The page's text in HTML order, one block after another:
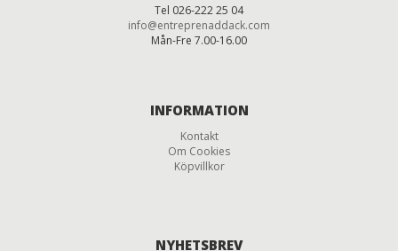
Tel 026-222 25 04
info@entreprenaddack.com
Mån-Fre 7.00-16.00
INFORMATION
Kontakt
Om Cookies
Köpvillkor
NYHETSBREV